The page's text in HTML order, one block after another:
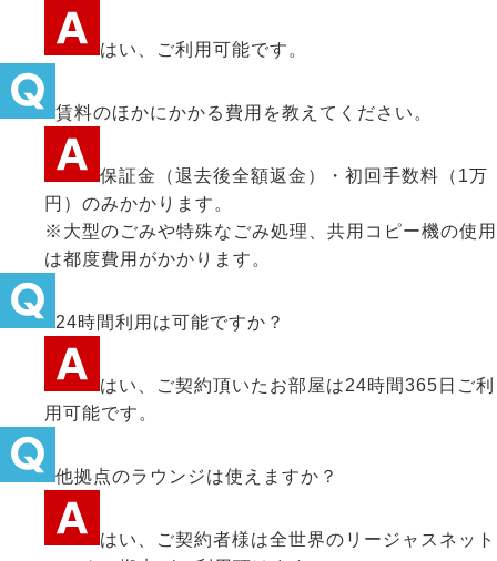
はい、ご利用可能です。
賃料のほかにかかる費用を教えてください。
保証金（退去後全額返金）・初回手数料（1万
円）のみかかります。
※大型のごみや特殊なごみ処理、共用コピー機の使用
は都度費用がかかります。
24時間利用は可能ですか？
はい、ご契約頂いたお部屋は24時間365日ご利
用可能です。
他拠点のラウンジは使えますか？
はい、ご契約者様は全世界のリージャスネット